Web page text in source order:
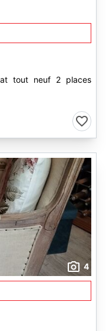
tout neuf 2 places
4